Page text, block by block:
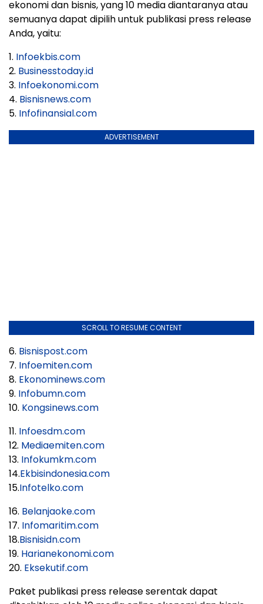
ekonomi dan bisnis, yang 10 media diantaranya atau
semuanya dapat dipilih untuk publikasi press release
Anda, yaitu:
1. Infoekbis.com
2. Businesstoday.id
3. Infoekonomi.com
4. Bisnisnews.com
5. Infofinansial.com
ADVERTISEMENT
SCROLL TO RESUME CONTENT
6. Bisnispost.com
7. Infoemiten.com
8. Ekonominews.com
9. Infobumn.com
10. Kongsinews.com
11. Infoesdm.com
12. Mediaemiten.com
13. Infokumkm.com
14.Ekbisindonesia.com
15.Infotelko.com
16. Belanjaoke.com
17. Infomaritim.com
18.Bisnisidn.com
19. Harianekonomi.com
20. Eksekutif.com
Paket publikasi press release serentak dapat